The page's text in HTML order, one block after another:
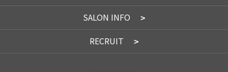
SALON INFO
RECRUIT